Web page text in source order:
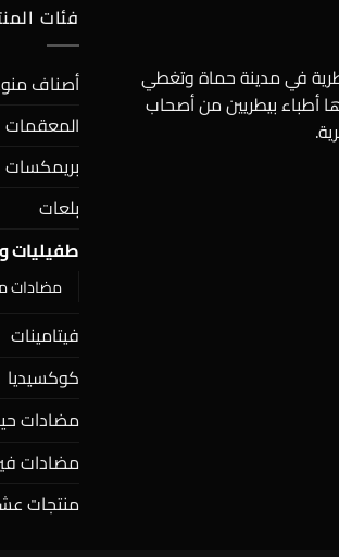
في مدينة حماة وتغطي
أطباء بيطريين من أصحاب
فئات
أصناف
المعقمات
بريمكسات
بلعات
طفيليات
مضادات
فيتامينات
كوكسيديا
مضادات
مضادات
منتجات